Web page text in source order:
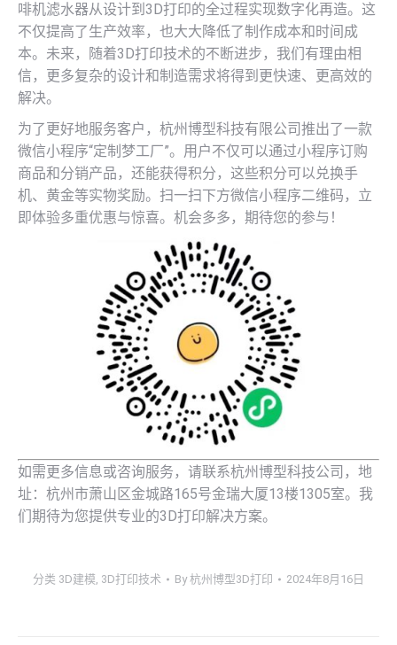
啡机滤水器从设计到3D打印的全过程实现数字化再造。这
不仅提高了生产效率，也大大降低了制作成本和时间成
本。未来，随着3D打印技术的不断进步，我们有理由相
信，更多复杂的设计和制造需求将得到更快速、更高效的
解决。
为了更好地服务客户，杭州博型科技有限公司推出了一款
微信小程序“定制梦工厂”。用户不仅可以通过小程序订购
商品和分销产品，还能获得积分，这些积分可以兑换手
机、黄金等实物奖励。扫一扫下方微信小程序二维码，立
即体验多重优惠与惊喜。机会多多，期待您的参与！
如需更多信息或咨询服务，请联系杭州博型科技公司，地
址：杭州市萧山区金城路165号金瑞大厦13楼1305室。我
们期待为您提供专业的3D打印解决方案。
分类 3D建模 3D打印技术 By杭州博型3D打印 2024年8月16日